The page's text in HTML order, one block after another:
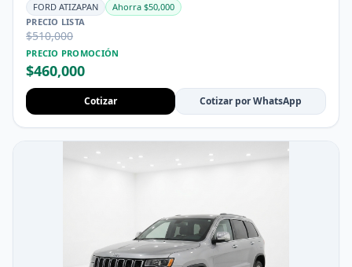
FORD ATIZAPAN
Ahorra $50,000
PRECIO LISTA
$510,000
PRECIO PROMOCIÓN
$460,000
Cotizar Cotizar por WhatsApp